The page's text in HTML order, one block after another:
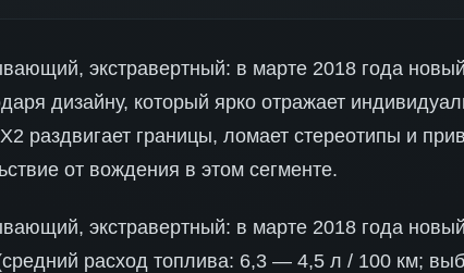
экстравертный: в марте 2018 года
дизайну, который ярко отражает
раздвигает границы, ломает стереотипы и
от вождения в этом сегменте.
экстравертный: в марте 2018 года
расход топлива: 6,3 — 4,5 л / 100 км;